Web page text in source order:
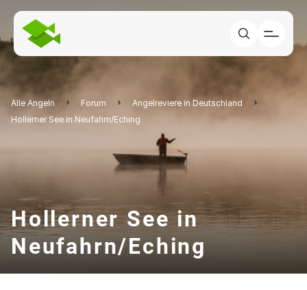
Alle Angeln Forum
Angelreviere in Deutschland
Hollerner See in Neufahrn/Eching
Hollerner See in
Neufahrn/Eching